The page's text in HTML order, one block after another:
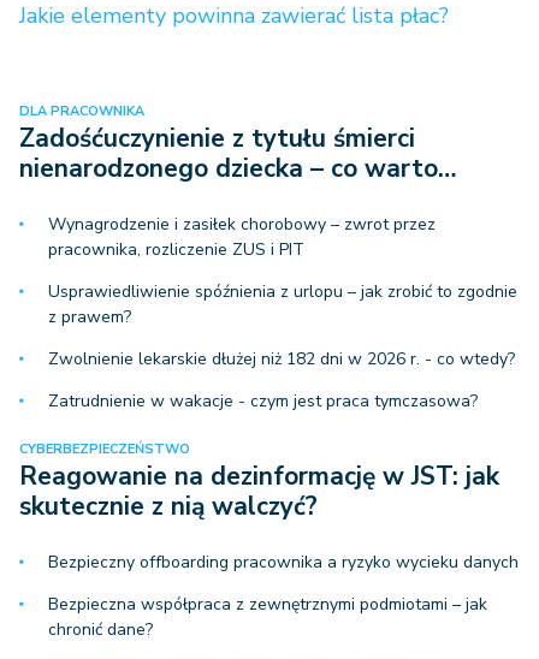
Jakie elementy powinna zawierać lista płac?
DLA PRACOWNIKA
Zadośćuczynienie z tytułu śmierci
nienarodzonego dziecka – co warto…
Wynagrodzenie i zasiłek chorobowy – zwrot przez
pracownika, rozliczenie ZUS i PIT
Usprawiedliwienie spóźnienia z urlopu – jak zrobić to zgodnie
z prawem?
Zwolnienie lekarskie dłużej niż 182 dni w 2026 r. - co wtedy?
Zatrudnienie w wakacje - czym jest praca tymczasowa?
CYBERBEZPIECZEŃSTWO
Reagowanie na dezinformację w JST: jak
skutecznie z nią walczyć?
Bezpieczny offboarding pracownika a ryzyko wycieku danych
Bezpieczna współpraca z zewnętrznymi podmiotami – jak
chronić dane?